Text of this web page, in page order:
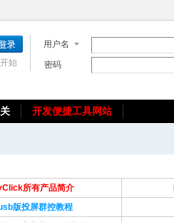
用户名
密码
始
开发便捷工具网站
所有产品简介
版投屏群控教程